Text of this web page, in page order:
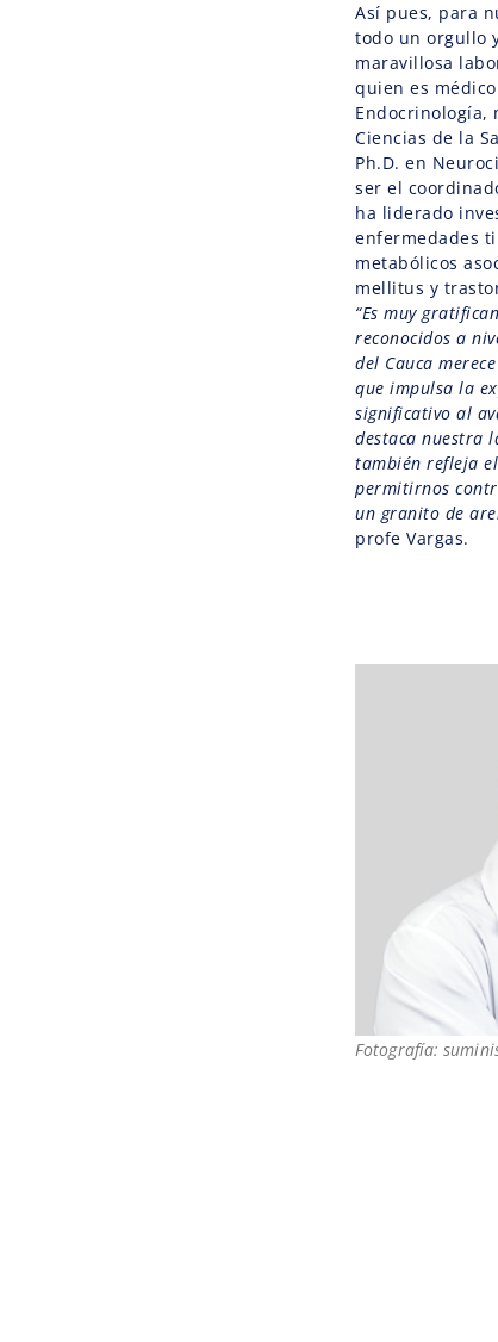
Así pues, para
todo un orgullo
maravillosa
quien es
Endocrinología,
Ciencias de la
Ph.D. en
ser el
ha liderado
enfermedades
metabólicos
mellitus y
“Es muy
reconocidos a
del Cauca
que impulsa la
significativo al
destaca nuestra
también refleja
permitirnos
un granito de
profe Vargas.
Fotografía: